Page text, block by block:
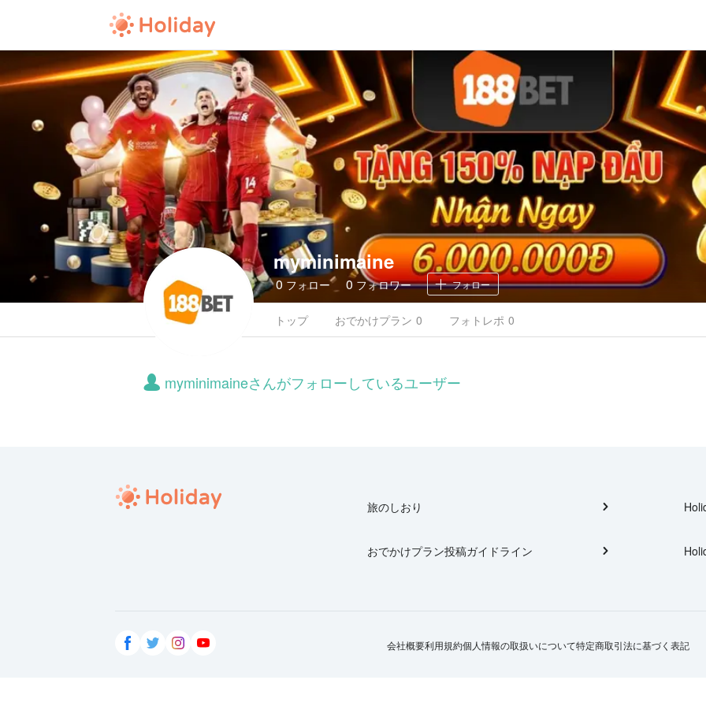
myminimaine
0フォロー 0フォロワー フォロー
トップ おでかけプラン 0 フォトレポ 0
myminimaineさんがフォローしているユーザー
旅のしおり
おでかけプラン投稿ガイドライン
会社概要利用規約個人情報の取扱いについて特定商取引法に基づく表記